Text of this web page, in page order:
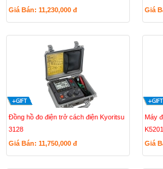
Giá Bán: 11,230,000 đ
Giá
Đồng hồ đo điện trở cách điện Kyoritsu
3128
Giá Bán: 11,750,000 đ
Máy
K5201
Giá